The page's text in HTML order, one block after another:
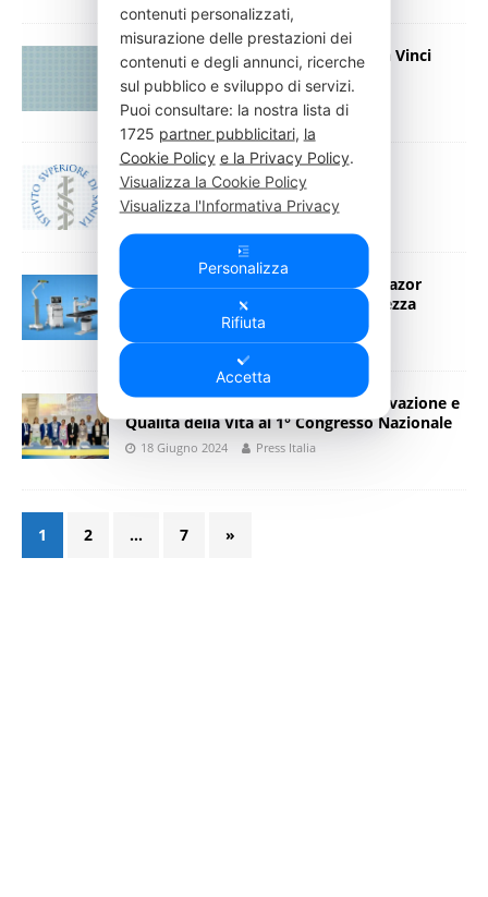
Innovazione Chirurgica: Il Robot Da Vinci
Single-Port agli IFO
22 Ottobre 2024 Press Italia
Pillole di Salute ISS ora su Spotify!
8 Ottobre 2024 Press Italia
Robotica in Chirurgia Vertebrale: Mazor
Rivoluziona la Precisione e la Sicurezza
27 Giugno 2024 Press Italia
Audiometristi in Primo Piano: Innovazione e
Qualità della Vita al 1° Congresso Nazionale
18 Giugno 2024 Press Italia
1 2 … 7 »
contenuti personalizzati,
misurazione delle prestazioni dei
contenuti e degli annunci, ricerche
sul pubblico e sviluppo di servizi.
Puoi consultare: la nostra lista di
1725 partner pubblicitari, la
Cookie Policy e la Privacy Policy.
Visualizza la Cookie Policy
Visualizza l'Informativa Privacy
Personalizza
Rifiuta
Accetta